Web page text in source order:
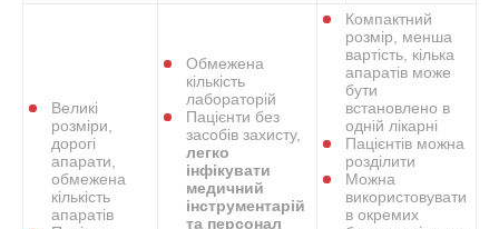
Великі
розміри,
дорогі
апарати,
обмежена
кількість
апаратів
Обмежена
кількість
лабораторій
Пацієнти без
засобів захисту,
легко
інфікувати
медичний
інструментарій
та персонал
Компактний
розмір, менша
вартість, кілька
апаратів може
бути
встановлено в
одній лікарні
Пацієнтів можна
розділити
Можна
використовувати
в окремих